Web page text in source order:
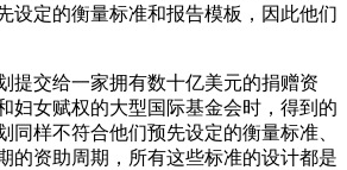
定的衡量标准和报告模板，因此他们
交给一家拥有数十亿美元的捐赠资
妇女赋权的大型国际基金会时，得到的
同样不符合他们预先设定的衡量标准、
的资助周期，所有这些标准的设计都是